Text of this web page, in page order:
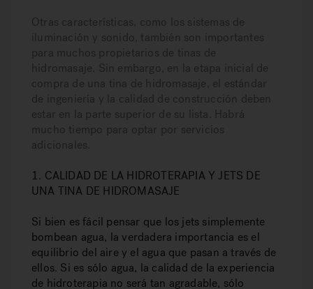
Otras características, como los sistemas de
iluminación y sonido, también son importantes
para muchos propietarios de tinas de
hidromasaje. Sin embargo, en la etapa inicial de
compra de una tina de hidromasaje, el estándar
de ingeniería y la calidad de construcción deben
estar en la parte superior de su lista. Habrá
mucho tiempo para optar por servicios
adicionales.
1. CALIDAD DE LA HIDROTERAPIA Y JETS DE
UNA TINA DE HIDROMASAJE
Si bien es fácil pensar que los jets simplemente
bombean agua, la verdadera importancia es el
equilibrio del aire y el agua que pasan a través de
ellos. Si es sólo agua, la calidad de la experiencia
de hidroterapia no será tan agradable, sólo